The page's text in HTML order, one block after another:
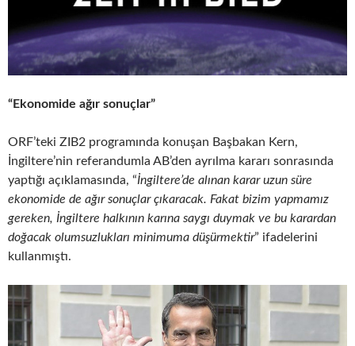
“Ekonomide ağır sonuçlar”
ORF’teki ZIB2 programında konuşan Başbakan Kern,
İngiltere’nin referandumla AB’den ayrılma kararı sonrasında
yaptığı açıklamasında, “İngiltere’de alınan karar uzun süre
ekonomide de ağır sonuçlar çıkaracak. Fakat bizim yapmamız
gereken, İngiltere halkının karına saygı duymak ve bu karardan
doğacak olumsuzlukları minimuma düşürmektir” ifadelerini
kullanmıştı.